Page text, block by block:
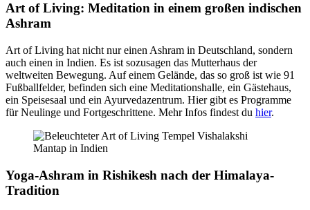
Art of Living: Meditation in einem großen indischen
Ashram
Art of Living hat nicht nur einen Ashram in Deutschland, sondern
auch einen in Indien. Es ist sozusagen das Mutterhaus der
weltweiten Bewegung. Auf einem Gelände, das so groß ist wie 91
Fußballfelder, befinden sich eine Meditationshalle, ein Gästehaus,
ein Speisesaal und ein Ayurvedazentrum. Hier gibt es Programme
für Neulinge und Fortgeschrittene. Mehr Infos findest du hier.
Yoga-Ashram in Rishikesh nach der Himalaya-
Tradition